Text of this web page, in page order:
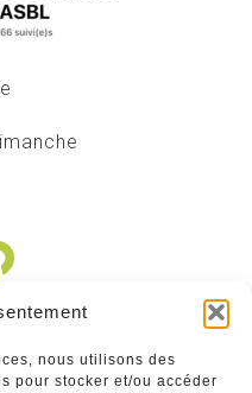
nous utilisons des
pour stocker et/ou accéder